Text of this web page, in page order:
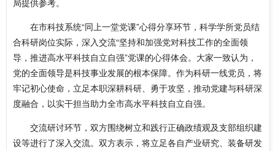
局提供参考。
在市科技系统“同上一堂党课”心得分享环节，科学学所党员结
合科研岗位实际，深入交流“坚持和加强党对科技工作的全面领
导，推进高水平科技自立自强”党课的心得体会。大家一致认为，
党的全面领导是科技事业发展的根本保障。作为科研一线党员，将
牢记初心使命，立足本职深耕科研、勇于攻坚，推动党建与科研深
度融合，以实干担当助力全市高水平科技自立自强。
交流研讨环节，双方围绕树立和践行正确政绩观及支部组织建
设等进行了深入交流。双方表示，将立足各自产业研究、装备研发